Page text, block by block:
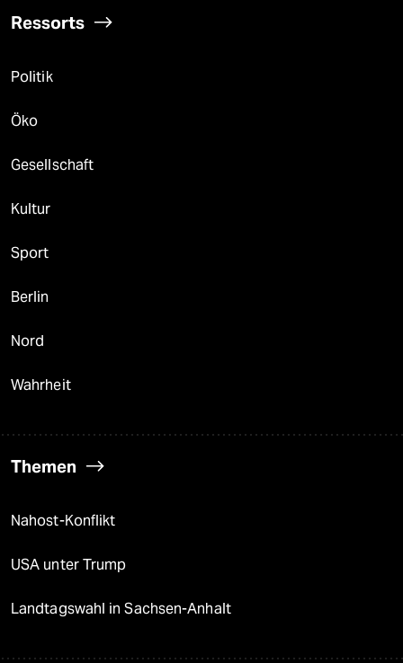
Ressorts
Politik
Öko
Gesellschaft
Kultur
Sport
Berlin
Nord
Wahrheit
Themen
Nahost-Konflikt
USA unter Trump
Landtagswahl in Sachsen-Anhalt